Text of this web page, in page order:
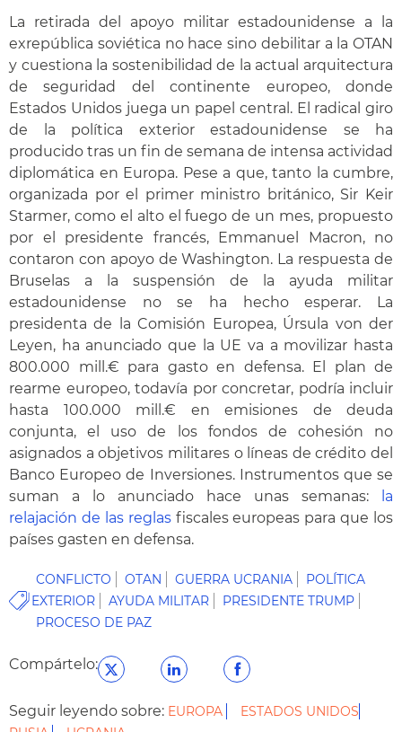
La retirada del apoyo militar estadounidense a la
exrepública soviética no hace sino debilitar a la OTAN
y cuestiona la sostenibilidad de la actual arquitectura
de seguridad del continente europeo, donde
Estados Unidos juega un papel central. El radical giro
de la política exterior estadounidense se ha
producido tras un fin de semana de intensa actividad
diplomática en Europa. Pese a que, tanto la cumbre,
organizada por el primer ministro británico, Sir Keir
Starmer, como el alto el fuego de un mes, propuesto
por el presidente francés, Emmanuel Macron, no
contaron con apoyo de Washington. La respuesta de
Bruselas a la suspensión de la ayuda militar
estadounidense no se ha hecho esperar. La
presidenta de la Comisión Europea, Úrsula von der
Leyen, ha anunciado que la UE va a movilizar hasta
800.000 mill.€ para gasto en defensa. El plan de
rearme europeo, todavía por concretar, podría incluir
hasta 100.000 mill.€ en emisiones de deuda
conjunta, el uso de los fondos de cohesión no
asignados a objetivos militares o líneas de crédito del
Banco Europeo de Inversiones. Instrumentos que se
suman a lo anunciado hace unas semanas:
la
relajación de las reglas fiscales europeas para que los
países gasten en defensa.
CONFLICTO OTAN GUERRA UCRANIA
POLÍTICA
EXTERIOR
AYUDA MILITAR
PRESIDENTE TRUMP
PROCESO DE PAZ
Compártelo:
Seguir leyendo sobre: EUROPA
ESTADOS UNIDOS